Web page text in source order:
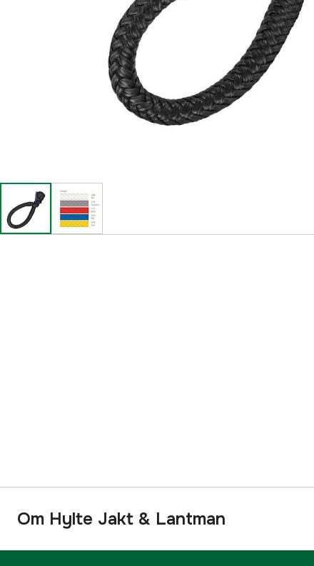
Om Hylte Jakt & Lantman